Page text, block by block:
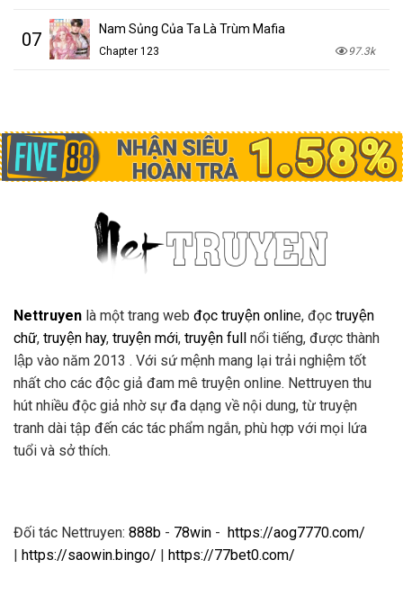
07 Nam Sủng Của Ta Là Trùm Mafia
Chapter 123 97.3k
Nettruyen là một trang web đọc truyện online, đọc truyện
chữ, truyện hay, truyện mới, truyện full nổi tiếng, được thành
lập vào năm 2013 . Với sứ mệnh mang lại trải nghiệm tốt
nhất cho các độc giả đam mê truyện online. Nettruyen thu
hút nhiều độc giả nhờ sự đa dạng về nội dung, từ truyện
tranh dài tập đến các tác phẩm ngắn, phù hợp với mọi lứa
tuổi và sở thích.
Đối tác Nettruyen: 888b - 78win - https://aog7770.com/
https://saowin.bingo/ https://77bet0.com/